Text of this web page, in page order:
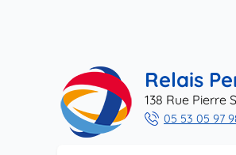
Relais
138 Rue Pierre
05 53 05 97